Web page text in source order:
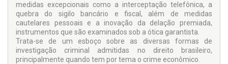
medidas excepcionais como a interceptação telefônica, a
quebra do sigilo bancário e fiscal, além de medidas
cautelares pessoais e a inovação da delação premiada,
instrumentos que são examinados sob a ótica garantista.
Trata-se de um esboço sobre as diversas formas de
investigação criminal admitidas no direito brasileiro,
principalmente quando tem por tema o crime econômico.